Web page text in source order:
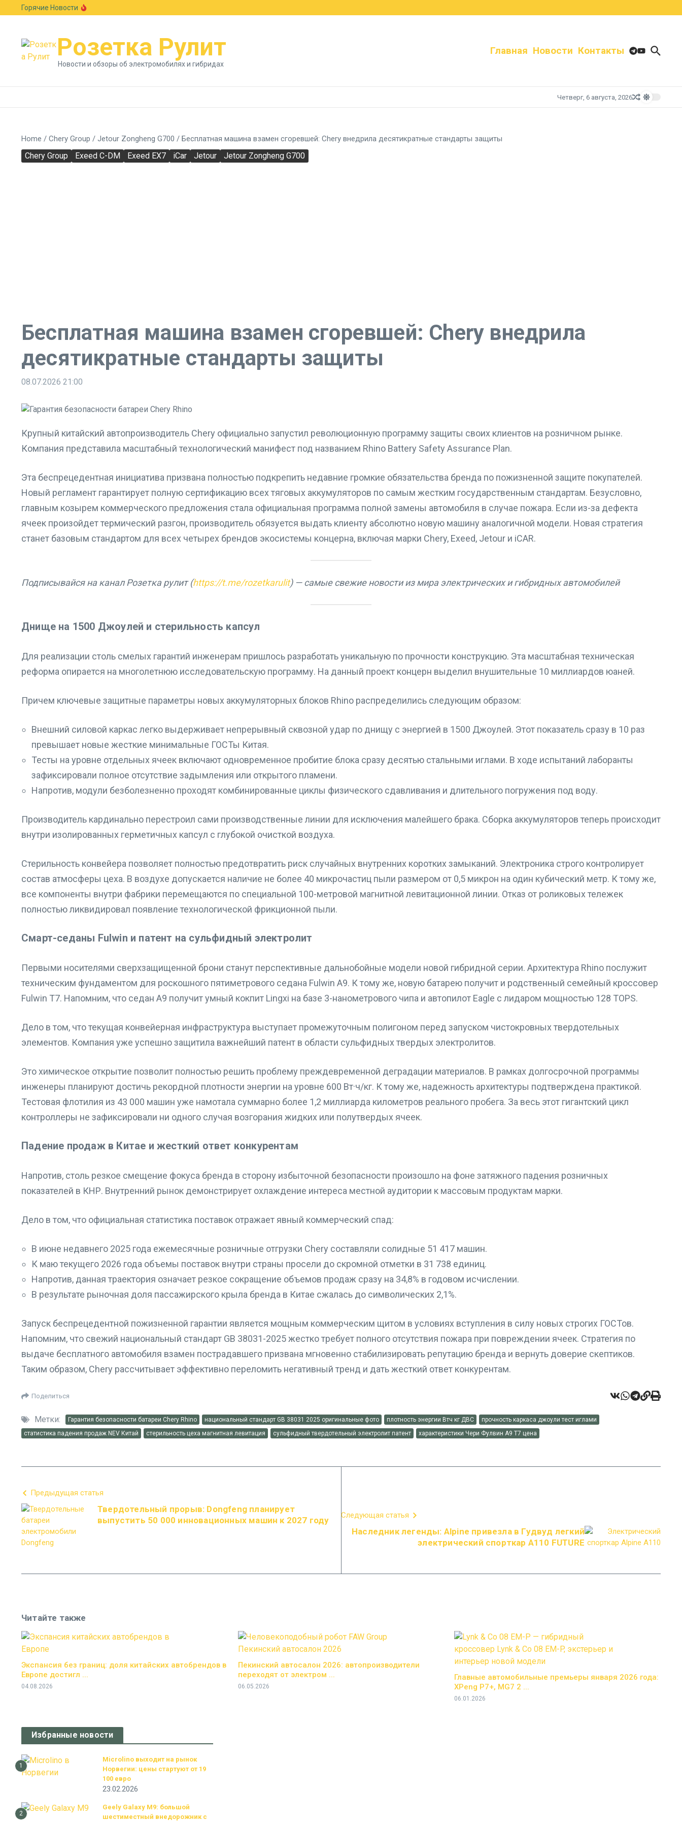
Перейти к содержанию
Горячие Новости
В стиле Neue Klasse: BMW показала новый кроссовер X5 с мотором B58 и запасом хода 1000 км
Розетка Рулит
Новости и обзоры об электромобилях и гибридах
Главная Новости Контакты
Четверг, 6 августа, 2026
Home / Chery Group / Jetour Zongheng G700 / Бесплатная машина взамен сгоревшей: Chery внедрила десятикратные стандарты защиты
Chery Group Exeed C-DM Exeed EX7 iCar Jetour Jetour Zongheng G700
Бесплатная машина взамен сгоревшей: Chery внедрила
десятикратные стандарты защиты
08.07.2026 21:00
Крупный китайский автопроизводитель Chery официально запустил революционную программу защиты своих клиентов на розничном рынке.
Компания представила масштабный технологический манифест под названием Rhino Battery Safety Assurance Plan.
Эта беспрецедентная инициатива призвана полностью подкрепить недавние громкие обязательства бренда по пожизненной защите покупателей.
Новый регламент гарантирует полную сертификацию всех тяговых аккумуляторов по самым жестким государственным стандартам. Безусловно,
главным козырем коммерческого предложения стала официальная программа полной замены автомобиля в случае пожара. Если из-за дефекта
ячеек произойдет термический разгон, производитель обязуется выдать клиенту абсолютно новую машину аналогичной модели. Новая стратегия
станет базовым стандартом для всех четырех брендов экосистемы концерна, включая марки Chery, Exeed, Jetour и iCAR.
Подписывайся на канал Розетка рулит (https://t.me/rozetkarulit) — самые свежие новости из мира электрических и гибридных автомобилей
Днище на 1500 Джоулей и стерильность капсул
Для реализации столь смелых гарантий инженерам пришлось разработать уникальную по прочности конструкцию. Эта масштабная техническая
реформа опирается на многолетнюю исследовательскую программу. На данный проект концерн выделил внушительные 10 миллиардов юаней.
Причем ключевые защитные параметры новых аккумуляторных блоков Rhino распределились следующим образом:
Внешний силовой каркас легко выдерживает непрерывный сквозной удар по днищу с энергией в 1500 Джоулей. Этот показатель сразу в 10 раз
превышает новые жесткие минимальные ГОСТы Китая.
Тесты на уровне отдельных ячеек включают одновременное пробитие блока сразу десятью стальными иглами. В ходе испытаний лаборанты
зафиксировали полное отсутствие задымления или открытого пламени.
Напротив, модули безболезненно проходят комбинированные циклы физического сдавливания и длительного погружения под воду.
Производитель кардинально перестроил сами производственные линии для исключения малейшего брака. Сборка аккумуляторов теперь происходит
внутри изолированных герметичных капсул с глубокой очисткой воздуха.
Стерильность конвейера позволяет полностью предотвратить риск случайных внутренних коротких замыканий. Электроника строго контролирует
состав атмосферы цеха. В воздухе допускается наличие не более 40 микрочастиц пыли размером от 0,5 микрон на один кубический метр. К тому же,
все компоненты внутри фабрики перемещаются по специальной 100-метровой магнитной левитационной линии. Отказ от роликовых тележек
полностью ликвидировал появление технологической фрикционной пыли.
Смарт-седаны Fulwin и патент на сульфидный электролит
Первыми носителями сверхзащищенной брони станут перспективные дальнобойные модели новой гибридной серии. Архитектура Rhino послужит
техническим фундаментом для роскошного пятиметрового седана Fulwin A9. К тому же, новую батарею получит и родственный семейный кроссовер
Fulwin T7. Напомним, что седан A9 получит умный кокпит Lingxi на базе 3-нанометрового чипа и автопилот Eagle с лидаром мощностью 128 TOPS.
Дело в том, что текущая конвейерная инфраструктура выступает промежуточным полигоном перед запуском чистокровных твердотельных
элементов. Компания уже успешно защитила важнейший патент в области сульфидных твердых электролитов.
Это химическое открытие позволит полностью решить проблему преждевременной деградации материалов. В рамках долгосрочной программы
инженеры планируют достичь рекордной плотности энергии на уровне 600 Вт·ч/кг. К тому же, надежность архитектуры подтверждена практикой.
Тестовая флотилия из 43 000 машин уже намотала суммарно более 1,2 миллиарда километров реального пробега. За весь этот гигантский цикл
контроллеры не зафиксировали ни одного случая возгорания жидких или полутвердых ячеек.
Падение продаж в Китае и жесткий ответ конкурентам
Напротив, столь резкое смещение фокуса бренда в сторону избыточной безопасности произошло на фоне затяжного падения розничных
показателей в КНР. Внутренний рынок демонстрирует охлаждение интереса местной аудитории к массовым продуктам марки.
Дело в том, что официальная статистика поставок отражает явный коммерческий спад:
В июне недавнего 2025 года ежемесячные розничные отгрузки Chery составляли солидные 51 417 машин.
К маю текущего 2026 года объемы поставок внутри страны просели до скромной отметки в 31 738 единиц.
Напротив, данная траектория означает резкое сокращение объемов продаж сразу на 34,8% в годовом исчислении.
В результате рыночная доля пассажирского крыла бренда в Китае сжалась до символических 2,1%.
Запуск беспрецедентной пожизненной гарантии является мощным коммерческим щитом в условиях вступления в силу новых строгих ГОСТов.
Напомним, что свежий национальный стандарт GB 38031-2025 жестко требует полного отсутствия пожара при повреждении ячеек. Стратегия по
выдаче бесплатного автомобиля взамен пострадавшего призвана мгновенно стабилизировать репутацию бренда и вернуть доверие скептиков.
Таким образом, Chery рассчитывает эффективно переломить негативный тренд и дать жесткий ответ конкурентам.
Поделиться
Метки: Гарантия безопасности батареи Chery Rhino национальный стандарт GB 38031 2025 оригинальные фото плотность энергии Втч кг ДВС
прочность каркаса джоули тест иглами
статистика падения продаж NEV Китай
стерильность цеха магнитная левитация сульфидный твердотельный электролит патент характеристики Чери Фулвин А9 Т7 цена
Предыдущая статья
Твердотельный прорыв: Dongfeng планирует
выпустить 50 000 инновационных машин к 2027 году
Следующая статья
Наследник легенды: Alpine привезла в Гудвуд легкий
электрический спорткар A110 FUTURE
Читайте также
Экспансия без границ: доля китайских автобрендов в
Европе достигл ...
04.08.2026
Пекинский автосалон 2026: автопроизводители
переходят от электром ...
06.05.2026
Главные автомобильные премьеры января 2026 года:
XPeng P7+, MG7 2 ...
06.01.2026
Избранные новости
1
Microlino выходит на рынок
Норвегии: цены стартуют от 19
100 евро
23.02.2026
2
Geely Galaxy M9: большой
шестиместный внедорожник с